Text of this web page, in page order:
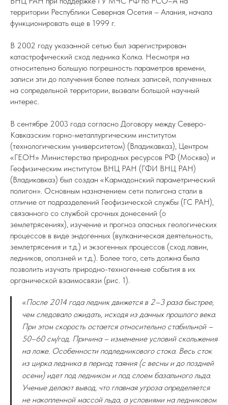
территории Республики Северная Осетия – Алания, начала
функционировать еще в 1999 г.
В 2002 году указанной сетью был зарегистрирован
катастрофический сход ледника Колка. Несмотря на
относительно большую погрешность параметров времени,
записи эти до получения более полных записей, полученных
на сопредельной территории, вызвали большой научный
интерес.
В сентябре 2003 года согласно Договору между Северо-
Кавказским горно-металлургическим институтом
(технологическим университетом) (Владикавказ), Центром
«ГЕОН» Министерства природных ресурсов РФ (Москва) и
Геофизическим институтом ВНЦ РАН (ГФИ ВНЦ РАН)
(Владикавказ) был создан «Кармадонский параметрический
полигон». Основным назначением сети полигона стали в
отличие от подразделений Геофизической службы (ГС РАН),
связанного со службой срочных донесений (о
землетрясениях), изучение и прогноз опасных геологических
процессов в виде эндогенных (вулканическая деятельность,
землетрясения и т.д.) и экзогенных процессов (сход лавин,
ледников, оползней и т.д.). Более того, сеть должна была
позволить изучать природно-техногенные события в их
органической взаимосвязи (рис. 1).
«После 2014 года ледник движется в 2–3 раза быстрее,
чем следовало ожидать, исходя из данных прошлого века.
При этом скорость остается относительно стабильной –
50–60 см/год. Причина – изменение условий скольжения
на ложе. Особенности подледникового стока. Весь сток
из цирка ледника в период таяния (с весны и до поздней
осени) идет под ледником и под слоем базального льда.
Ученые делают вывод, что главная угроза определяется
не накопленной массой льда, а условиями на ледниковом